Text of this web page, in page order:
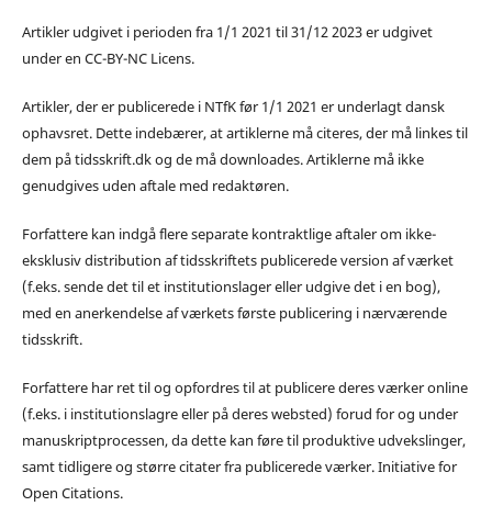
Artikler udgivet i perioden fra 1/1 2021 til 31/12 2023 er udgivet
under en CC-BY-NC Licens.
Artikler, der er publicerede i NTfK før 1/1 2021 er underlagt dansk
ophavsret. Dette indebærer, at artiklerne må citeres, der må linkes til
dem på tidsskrift.dk og de må downloades. Artiklerne må ikke
genudgives uden aftale med redaktøren.
Forfattere kan indgå flere separate kontraktlige aftaler om ikke-
eksklusiv distribution af tidsskriftets publicerede version af værket
(f.eks. sende det til et institutionslager eller udgive det i en bog),
med en anerkendelse af værkets første publicering i nærværende
tidsskrift.
Forfattere har ret til og opfordres til at publicere deres værker online
(f.eks. i institutionslagre eller på deres websted) forud for og under
manuskriptprocessen, da dette kan føre til produktive udvekslinger,
samt tidligere og større citater fra publicerede værker. Initiative for
Open Citations.